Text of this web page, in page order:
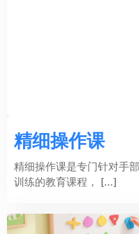
精细操作课
精细操作课是专门针对手
训练的教育课程， […]